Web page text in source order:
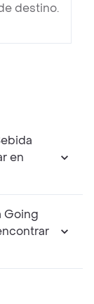
destino.
en
Going